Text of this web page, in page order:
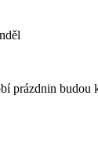
prázdnin budou